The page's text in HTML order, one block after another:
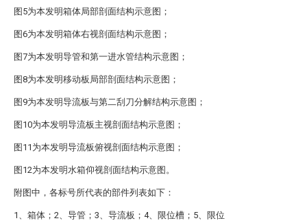
图5为本发明箱体局部剖面结构示意图；
图6为本发明箱体右视剖面结构示意图；
图7为本发明导管和第一进水管结构示意图；
图8为本发明移动板局部剖面结构示意图；
图9为本发明导流板与第二刮刀分解结构示意图；
图10为本发明导流板主视剖面结构示意图；
图11为本发明导流板俯视剖面结构示意图；
图12为本发明水箱仰视剖面结构示意图。
附图中，各标号所代表的部件列表如下：
1、箱体；2、导管；3、导流板；4、限位槽；5、限位